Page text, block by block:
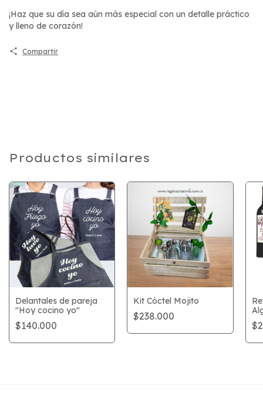
¡Haz que su día sea aún más especial con un detalle práctico
y lleno de corazón!
Compartir
Productos similares
Delantales de pareja
"Hoy cocino yo"
$140.000
Kit Cóctel Mojito
$238.000